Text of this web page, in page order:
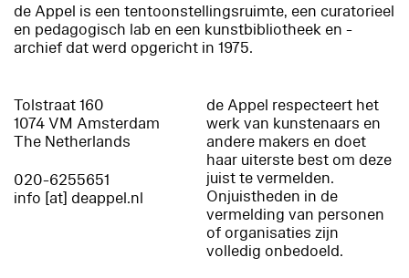
de Appel is een tentoonstellingsruimte, een curatorieel
en pedagogisch lab en een kunstbibliotheek en -
archief dat werd opgericht in 1975.
Tolstraat 160
1074 VM Amsterdam
The Netherlands
020-6255651
info [at] deappel.nl
de Appel respecteert het
werk van kunstenaars en
andere makers en doet
haar uiterste best om deze
juist te vermelden.
Onjuistheden in de
vermelding van personen
of organisaties zijn
volledig onbedoeld.